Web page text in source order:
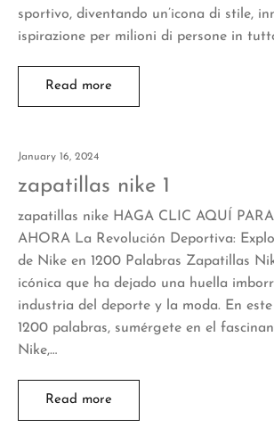
sportivo, diventando un’icona di stile,
ispirazione per milioni di persone in
Read more
January 16, 2024
zapatillas nike 1
zapatillas nike HAGA CLIC AQUÍ
AHORA La Revolución Deportiva:
de Nike en 1200 Palabras Zapatillas
icónica que ha dejado una huella
industria del deporte y la moda. En
1200 palabras, sumérgete en el
Nike,…
Read more